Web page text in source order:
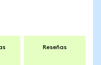
Reseñas